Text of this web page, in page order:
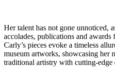
Her talent has not gone unnoticed,
accolades, publications and
Carly’s pieces evoke a timeless
museum artworks, showcasing her
traditional artistry with cutting-edge